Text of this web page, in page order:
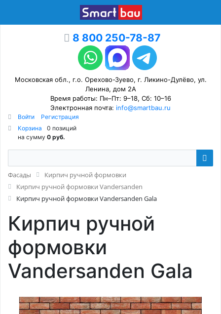
8 800 250-78-87
Московская обл., г.о. Орехово-Зуево, г. Ликино-Дулёво, ул.
Ленина, дом 2А
Время работы: Пн–Пт: 9–18, Сб: 10–16
Электронная почта: info@smartbau.ru
Войти
Регистрация
Корзина
0 позиций
на сумму 0 руб.
Фасады
Кирпич ручной формовки
Кирпич ручной формовки Vandersanden
Кирпич ручной формовки Vandersanden Gala
Кирпич ручной
формовки
Vandersanden Gala